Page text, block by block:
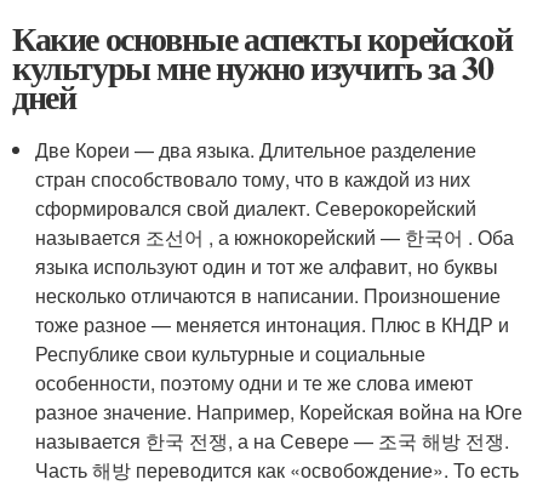
Какие основные аспекты корейской
культуры мне нужно изучить за 30
дней
Две Кореи — два языка. Длительное разделение
стран способствовало тому, что в каждой из них
сформировался свой диалект. Северокорейский
называется 조선어 , а южнокорейский — 한국어 . Оба
языка используют один и тот же алфавит, но буквы
несколько отличаются в написании. Произношение
тоже разное — меняется интонация. Плюс в КНДР и
Республике свои культурные и социальные
особенности, поэтому одни и те же слова имеют
разное значение. Например, Корейская война на Юге
называется 한국 전쟁, а на Севере — 조국 해방 전쟁.
Часть 해방 переводится как «освобождение». То есть